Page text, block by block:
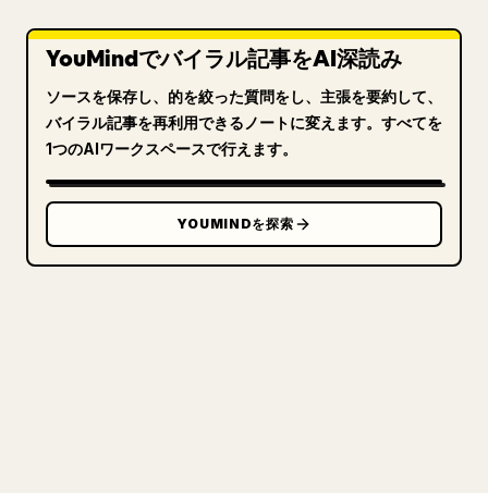
YouMindでバイラル記事をAI深読み
ソースを保存し、的を絞った質問をし、主張を要約して、
バイラル記事を再利用できるノートに変えます。すべてを
1つのAIワークスペースで行えます。
YOUMINDを探索